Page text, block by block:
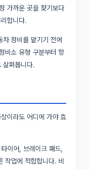
가까운 곳을 찾기보다
합니다.
정비를 맡기기 전에
비소 유형 구분부터 항
살펴봅니다.
이라도 어디에 가야 효
이어, 브레이크 패드,
작업에 적합합니다. 비